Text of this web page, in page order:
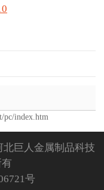
pc/index.htm
北巨人金属制品科技
号